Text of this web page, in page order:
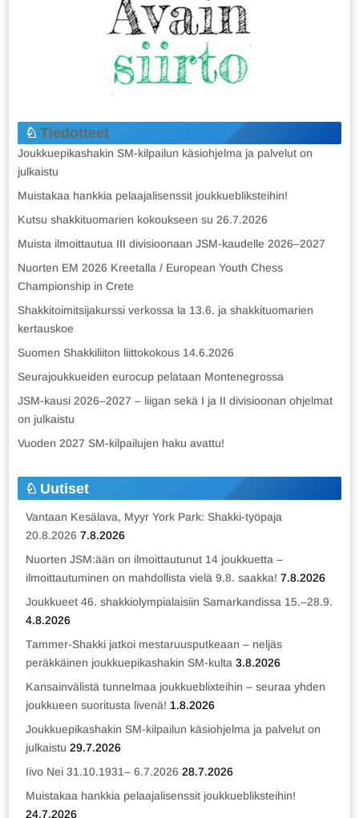
Tiedotteet
Joukkuepikashakin SM-kilpailun käsiohjelma ja palvelut on
julkaistu
Muistakaa hankkia pelaajalisenssit joukkuebliksteihin!
Kutsu shakkituomarien kokoukseen su 26.7.2026
Muista ilmoittautua III divisioonaan JSM-kaudelle 2026–2027
Nuorten EM 2026 Kreetalla / European Youth Chess
Championship in Crete
Shakkitoimitsijakurssi verkossa la 13.6. ja shakkituomarien
kertauskoe
Suomen Shakkiliiton liittokokous 14.6.2026
Seurajoukkueiden eurocup pelataan Montenegrossa
JSM-kausi 2026–2027 – liigan sekä I ja II divisioonan ohjelmat
on julkaistu
Vuoden 2027 SM-kilpailujen haku avattu!
Uutiset
Vantaan Kesälava, Myyr York Park: Shakki-työpaja
20.8.2026 7.8.2026
Nuorten JSM:ään on ilmoittautunut 14 joukkuetta –
ilmoittautuminen on mahdollista vielä 9.8. saakka! 7.8.2026
Joukkueet 46. shakkiolympialaisiin Samarkandissa 15.–28.9.
4.8.2026
Tammer-Shakki jatkoi mestaruusputkeaan – neljäs
peräkkäinen joukkuepikashakin SM-kulta 3.8.2026
Kansainvälistä tunnelmaa joukkueblixteihin – seuraa yhden
joukkueen suoritusta livenä! 1.8.2026
Joukkuepikashakin SM-kilpailun käsiohjelma ja palvelut on
julkaistu 29.7.2026
Iivo Nei 31.10.1931– 6.7.2026 28.7.2026
Muistakaa hankkia pelaajalisenssit joukkuebliksteihin!
24.7.2026